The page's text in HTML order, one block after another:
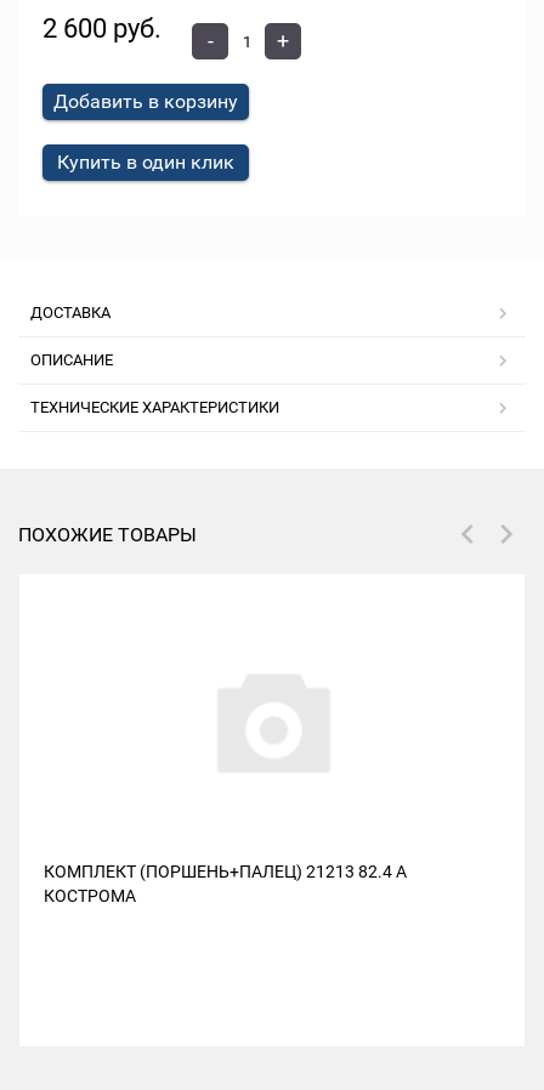
2 600 руб. - +
Добавить в корзину
Купить в один клик
ДОСТАВКА
ОПИСАНИЕ
ТЕХНИЧЕСКИЕ ХАРАКТЕРИСТИКИ
ПОХОЖИЕ ТОВАРЫ
КОМПЛЕКТ (ПОРШЕНЬ+ПАЛЕЦ) 21213 82.4 А
КОСТРОМА